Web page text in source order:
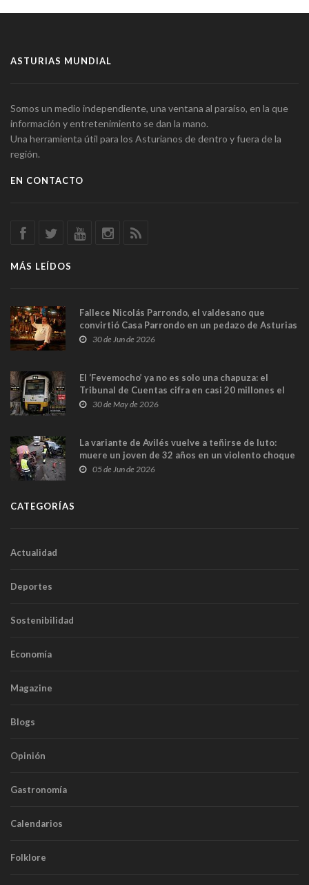
ASTURIAS MUNDIAL
Somos un medio independiente, una ventana al paraíso, en la que
información y entretenimiento se dan la mano.
Una herramienta útil para los Asturianos de dentro y fuera de la
región.
EN CONTACTO
MÁS LEÍDOS
Fallece Nicolás Parrondo, el valdesano que
convirtió Casa Parrondo en un pedazo de Asturias
en Madrid
30 de Jun de 2026
El ‘Fevemocho’ ya no es solo una chapuza: el
Tribunal de Cuentas cifra en casi 20 millones el
sobrecoste de los trenes que no cabían por los
30 de May de 2026
La variante de Avilés vuelve a teñirse de luto:
muere un joven de 32 años en un violento choque
frontal
05 de Jun de 2026
CATEGORÍAS
Actualidad
Deportes
Sostenibilidad
Economía
Magazine
Blogs
Opinión
Gastronomía
Calendarios
Folklore